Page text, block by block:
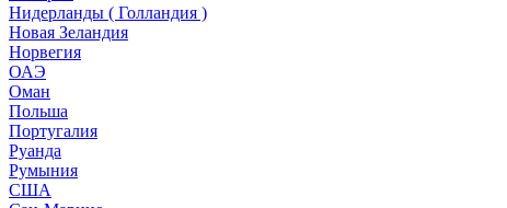
Нидерланды ( Голландия )
Новая Зеландия
Норвегия
ОАЭ
Оман
Польша
Португалия
Руанда
Румыния
США